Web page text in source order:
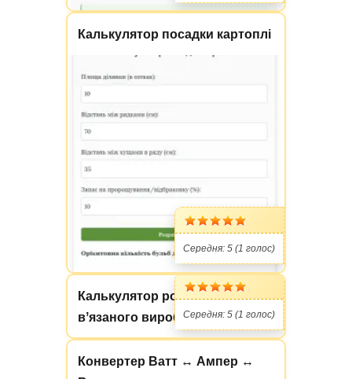
Калькулятор посадки картоплі
Середня: 5 (1 голос)
Калькулятор розміру
вʼязаного виробуСередня: 5 (1 голос)
Конвертер Ватт ↔ Ампер ↔